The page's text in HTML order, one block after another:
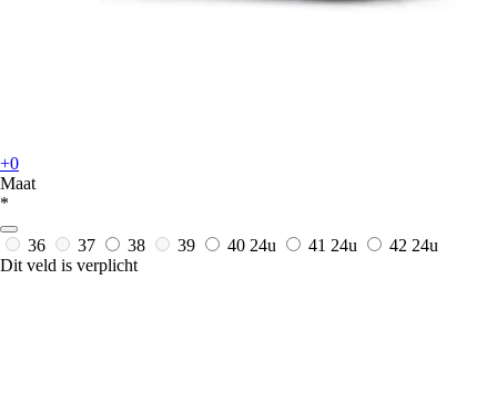
+0
Maat
*
36 37 38 39 40 24u 41 24u 42 24u
Dit veld is verplicht